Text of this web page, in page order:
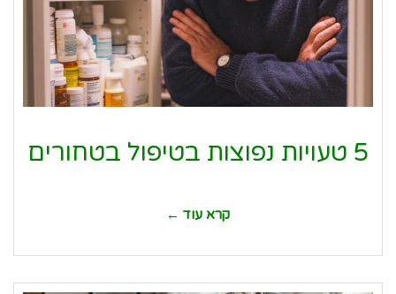
5 טעויות נפוצות בטיפול בטחורים
קרא עוד ←